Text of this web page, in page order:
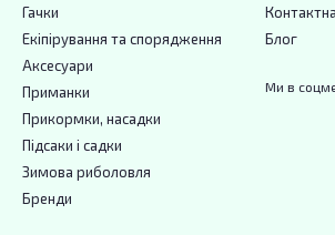
Гачки
Екіпірування та спорядження
Аксесуари
Приманки
Прикормки, насадки
Підсаки і садки
Зимова риболовля
Бренди
Блог
Ми в